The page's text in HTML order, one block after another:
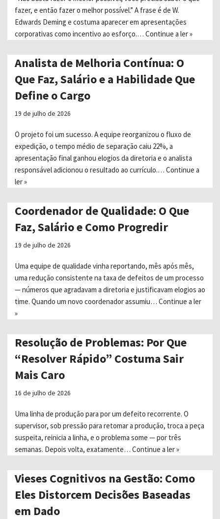
fazer, e então fazer o melhor possível.” A frase é de W.
Edwards Deming e costuma aparecer em apresentações
corporativas como incentivo ao esforço.… Continue a ler »
Analista de Melhoria Contínua: O
Que Faz, Salário e a Habilidade Que
Define o Cargo
19 de julho de 2026
O projeto foi um sucesso. A equipe reorganizou o fluxo de
expedição, o tempo médio de separação caiu 22%, a
apresentação final ganhou elogios da diretoria e o analista
responsável adicionou o resultado ao currículo.… Continue a
ler »
Coordenador de Qualidade: O Que
Faz, Salário e Como Progredir
19 de julho de 2026
Uma equipe de qualidade vinha reportando, mês após mês,
uma redução consistente na taxa de defeitos de um processo
— números que agradavam a diretoria e justificavam elogios ao
time. Quando um novo coordenador assumiu… Continue a ler
»
Resolução de Problemas: Por Que
“Resolver Rápido” Costuma Sair
Mais Caro
16 de julho de 2026
Uma linha de produção para por um defeito recorrente. O
supervisor, sob pressão para retomar a produção, troca a peça
suspeita, reinicia a linha, e o problema some — por três
semanas. Depois volta, exatamente… Continue a ler »
Vieses Cognitivos na Gestão: Como
Eles Distorcem Decisões Baseadas
em Dado